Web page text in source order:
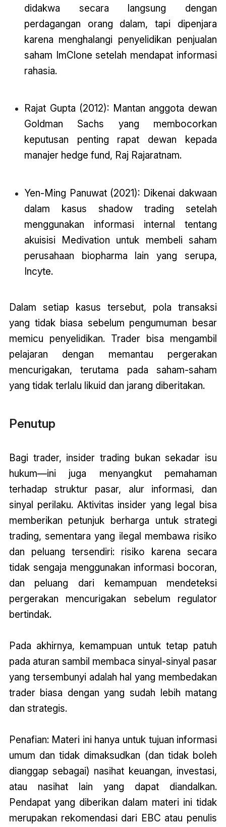
didakwa secara langsung dengan
perdagangan orang dalam, tapi dipenjara
karena menghalangi penyelidikan penjualan
saham ImClone setelah mendapat informasi
rahasia.
Rajat Gupta (2012): Mantan anggota dewan
Goldman Sachs yang membocorkan
keputusan penting rapat dewan kepada
manajer hedge fund, Raj Rajaratnam.
Yen-Ming Panuwat (2021): Dikenai dakwaan
dalam kasus shadow trading setelah
menggunakan informasi internal tentang
akuisisi Medivation untuk membeli saham
perusahaan biopharma lain yang serupa,
Incyte.
Dalam setiap kasus tersebut, pola transaksi
yang tidak biasa sebelum pengumuman besar
memicu penyelidikan. Trader bisa mengambil
pelajaran dengan memantau pergerakan
mencurigakan, terutama pada saham-saham
yang tidak terlalu likuid dan jarang diberitakan.
Penutup
Bagi trader, insider trading bukan sekadar isu
hukum—ini juga menyangkut pemahaman
terhadap struktur pasar, alur informasi, dan
sinyal perilaku. Aktivitas insider yang legal bisa
memberikan petunjuk berharga untuk strategi
trading, sementara yang ilegal membawa risiko
dan peluang tersendiri: risiko karena secara
tidak sengaja menggunakan informasi bocoran,
dan peluang dari kemampuan mendeteksi
pergerakan mencurigakan sebelum regulator
bertindak.
Pada akhirnya, kemampuan untuk tetap patuh
pada aturan sambil membaca sinyal-sinyal pasar
yang tersembunyi adalah hal yang membedakan
trader biasa dengan yang sudah lebih matang
dan strategis.
Penafian: Materi ini hanya untuk tujuan informasi
umum dan tidak dimaksudkan (dan tidak boleh
dianggap sebagai) nasihat keuangan, investasi,
atau nasihat lain yang dapat diandalkan.
Pendapat yang diberikan dalam materi ini tidak
merupakan rekomendasi dari EBC atau penulis